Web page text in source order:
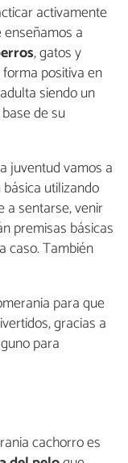
activamente
a
, gatos y
positiva en
siendo un
de su
juventud vamos a
básica utilizando
a sentarse, venir
premisas básicas
caso. También
para que
gracias a
para
cachorro es